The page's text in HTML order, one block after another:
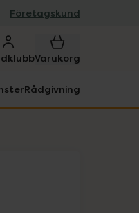
Företagskund
Varukorg
Rådgivning